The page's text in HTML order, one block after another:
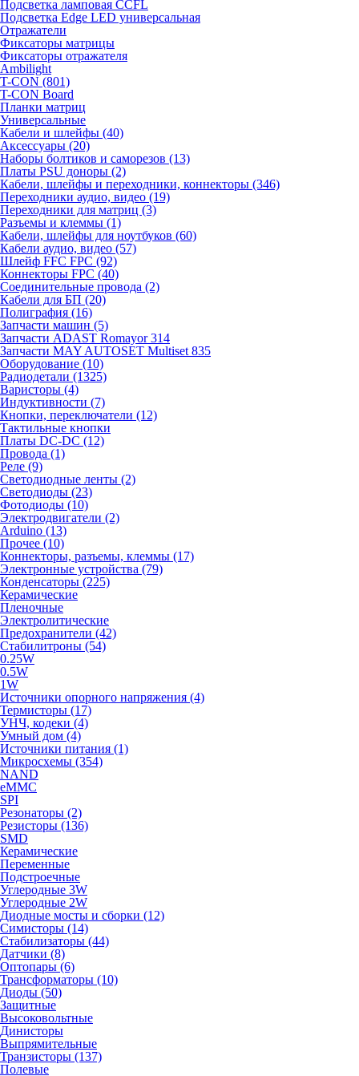
Подсветка ламповая CCFL
Подсветка Edge LED универсальная
Отражатели
Фиксаторы матрицы
Фиксаторы отражателя
Ambilight
T-CON (801)
T-CON Board
Планки матриц
Универсальные
Кабели и шлейфы (40)
Аксессуары (20)
Наборы болтиков и саморезов (13)
Платы PSU доноры (2)
Кабели, шлейфы и переходники, коннекторы (346)
Переходники аудио, видео (19)
Переходники для матриц (3)
Разъемы и клеммы (1)
Кабели, шлейфы для ноутбуков (60)
Кабели аудио, видео (57)
Шлейф FFC FPC (92)
Коннекторы FPC (40)
Соединительные провода (2)
Кабели для БП (20)
Полиграфия (16)
Запчасти машин (5)
Запчасти ADAST Romayor 314
Запчасти MAY AUTOSET Multiset 835
Оборудование (10)
Радиодетали (1325)
Варисторы (4)
Индуктивности (7)
Кнопки, переключатели (12)
Тактильные кнопки
Платы DC-DC (12)
Провода (1)
Реле (9)
Светодиодные ленты (2)
Светодиоды (23)
Фотодиоды (10)
Электродвигатели (2)
Arduino (13)
Прочее (10)
Коннекторы, разъемы, клеммы (17)
Электронные устройства (79)
Конденсаторы (225)
Керамические
Пленочные
Электролитические
Предохранители (42)
Стабилитроны (54)
0.25W
0.5W
1W
Источники опорного напряжения (4)
Термисторы (17)
УНЧ, кодеки (4)
Умный дом (4)
Источники питания (1)
Микросхемы (354)
NAND
eMMC
SPI
Резонаторы (2)
Резисторы (136)
SMD
Керамические
Переменные
Подстроечные
Углеродные 3W
Углеродные 2W
Диодные мосты и сборки (12)
Симисторы (14)
Стабилизаторы (44)
Датчики (8)
Оптопары (6)
Трансформаторы (10)
Диоды (50)
Защитные
Высоковольтные
Динисторы
Выпрямительные
Транзисторы (137)
Полевые